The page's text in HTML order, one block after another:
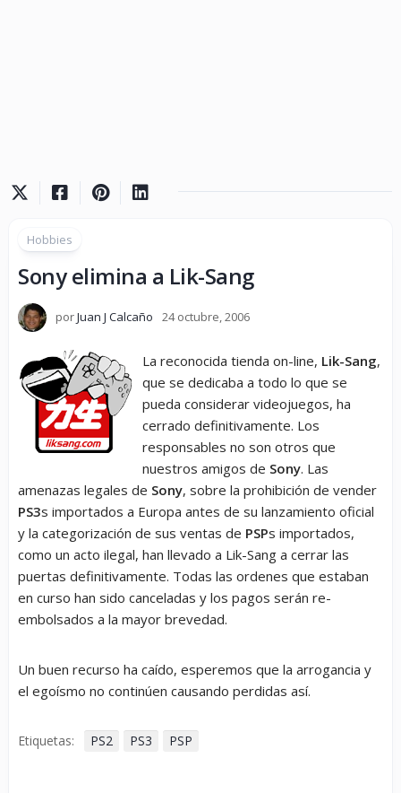
Hobbies
Sony elimina a Lik-Sang
porJuan J Calcaño 24 octubre, 2006
La reconocida tienda on-line, Lik-Sang,
que se dedicaba a todo lo que se
pueda considerar videojuegos, ha
cerrado definitivamente. Los
responsables no son otros que
nuestros amigos de Sony. Las
amenazas legales de Sony, sobre la prohibición de vender
PS3s importados a Europa antes de su lanzamiento oficial
y la categorización de sus ventas de PSPs importados,
como un acto ilegal, han llevado a Lik-Sang a cerrar las
puertas definitivamente. Todas las ordenes que estaban
en curso han sido canceladas y los pagos serán re-
embolsados a la mayor brevedad.
Un buen recurso ha caído, esperemos que la arrogancia y
el egoísmo no continúen causando perdidas así.
Etiquetas: PS2 PS3 PSP